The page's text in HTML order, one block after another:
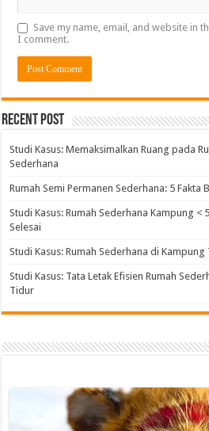
Save my name, email, and website in
I comment.
Alternative:
Recent Post
Studi Kasus: Memaksimalkan Ruang pada
Sederhana
Rumah Semi Permanen Sederhana: 5 Fakta
Studi Kasus: Rumah Sederhana Kampung <
Selesai
Studi Kasus: Rumah Sederhana di Kampung
Studi Kasus: Tata Letak Efisien Rumah
Tidur